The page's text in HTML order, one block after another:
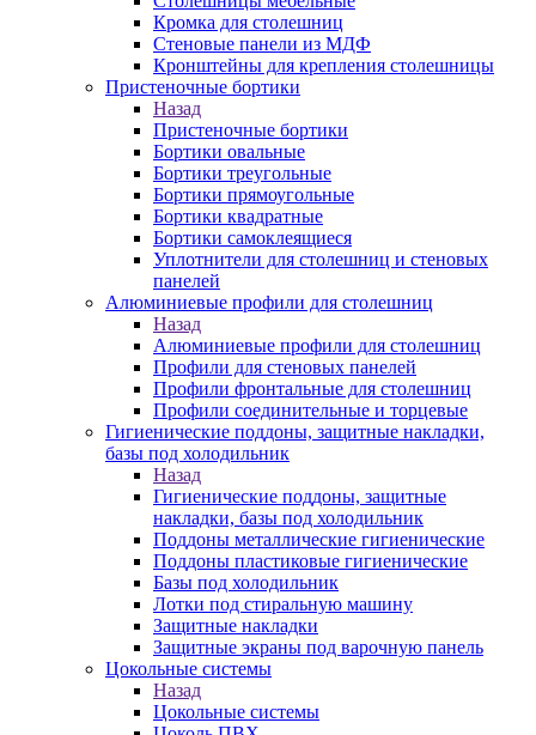
Кромка для столешниц
Стеновые панели из МДФ
Кронштейны для крепления столешницы
Пристеночные бортики
Назад
Пристеночные бортики
Бортики овальные
Бортики треугольные
Бортики прямоугольные
Бортики квадратные
Бортики самоклеящиеся
Уплотнители для столешниц и стеновых
панелей
Алюминиевые профили для столешниц
Назад
Алюминиевые профили для столешниц
Профили для стеновых панелей
Профили фронтальные для столешниц
Профили соединительные и торцевые
Гигиенические поддоны, защитные накладки,
базы под холодильник
Назад
Гигиенические поддоны, защитные
накладки, базы под холодильник
Поддоны металлические гигиенические
Поддоны пластиковые гигиенические
Базы под холодильник
Лотки под стиральную машину
Защитные накладки
Защитные экраны под варочную панель
Цокольные системы
Назад
Цокольные системы